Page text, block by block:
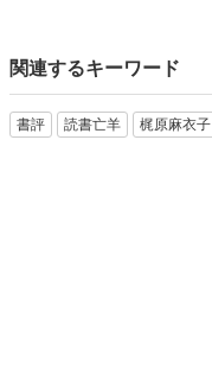
関連するキーワード
書評 読書亡羊 梶原麻衣子